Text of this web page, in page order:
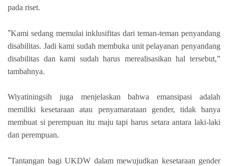
pada riset.
“Kami sedang memulai inklusifitas dari teman-teman penyandang
disabilitas. Jadi kami sudah membuka unit pelayanan penyandang
disabilitas dan kami sudah harus merealisasikan hal tersebut,”
tambahnya.
Wiyatiningsih juga menjelaskan bahwa emansipasi adalah
memiliki kesetaraan atau penyamarataan gender, tidak hanya
membuat si perempuan itu maju tapi harus setara antara laki-laki
dan perempuan.
“Tantangan bagi UKDW dalam mewujudkan kesetaraan gender